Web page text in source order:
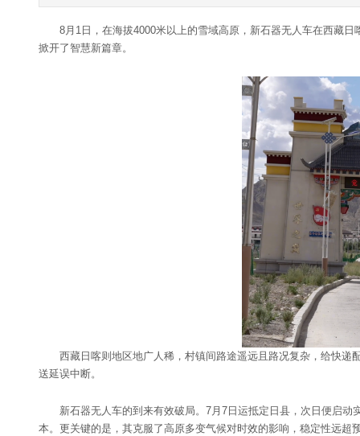
8月1日，在海拔4000米以上的雪域高原，新石器无人车在西藏
掀开了智慧新篇章。
西藏日喀则地区地广人稀，村镇间路途遥远且路况复杂，给快
送延误中断。
新石器无人车的到来有效破局。7月7日运抵定日县，次日便启
本。更关键的是，其克服了高原多变气候对时效的影响，稳定性远超